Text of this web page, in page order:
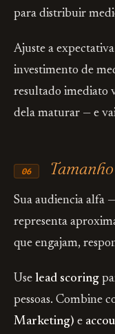
para distribuir
Ajuste a
investimento de
resultado imediato
dela maturar — e
06
Sua audiencia alfa
representa
que engajam,
Use lead scoring
pessoas. Combine
Marketing) e